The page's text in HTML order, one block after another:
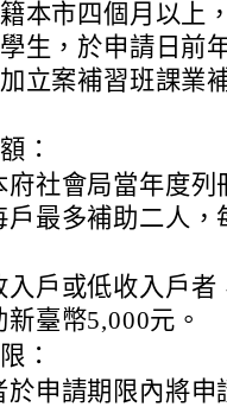
本市四個月以上
生，於申請日前
立案補習班課業
：
府社會局當年度
戶最多補助二人
入戶或低收入戶
臺幣5,000元。
：
於申請期限內將